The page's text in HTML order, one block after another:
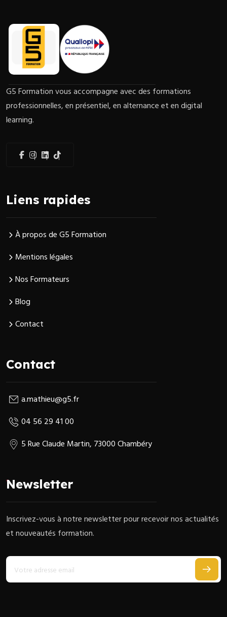
G5 Formation vous accompagne avec des formations
professionnelles, en présentiel, en alternance et en digital
learning.
Liens rapides
À propos de G5 Formation
Mentions légales
Nos Formateurs
Blog
Contact
Contact
a.mathieu@g5.fr
04 56 29 41 00
5 Rue Claude Martin, 73000 Chambéry
Newsletter
Inscrivez-vous à notre newsletter pour recevoir nos actualités
et nouveautés formation.